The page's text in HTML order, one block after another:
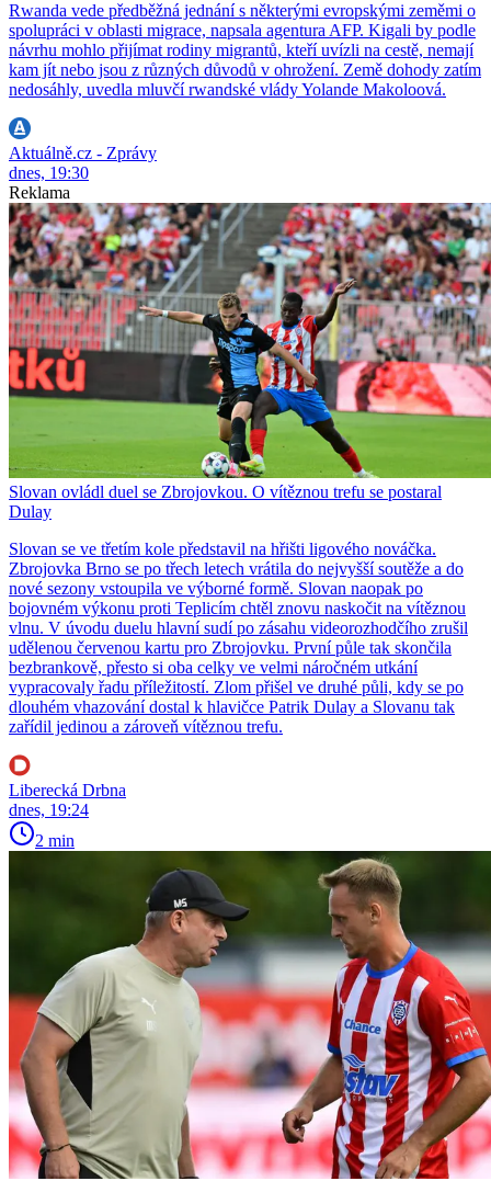
Rwanda vede předběžná jednání s některými evropskými zeměmi o
spolupráci v oblasti migrace, napsala agentura AFP. Kigali by podle
návrhu mohlo přijímat rodiny migrantů, kteří uvízli na cestě, nemají
kam jít nebo jsou z různých důvodů v ohrožení. Země dohody zatím
nedosáhly, uvedla mluvčí rwandské vlády Yolande Makoloová.
Aktuálně.cz - Zprávy
dnes, 19:30
Reklama
Slovan ovládl duel se Zbrojovkou. O vítěznou trefu se postaral
Dulay
Slovan se ve třetím kole představil na hřišti ligového nováčka.
Zbrojovka Brno se po třech letech vrátila do nejvyšší soutěže a do
nové sezony vstoupila ve výborné formě. Slovan naopak po
bojovném výkonu proti Teplicím chtěl znovu naskočit na vítěznou
vlnu. V úvodu duelu hlavní sudí po zásahu videorozhodčího zrušil
udělenou červenou kartu pro Zbrojovku. První půle tak skončila
bezbrankově, přesto si oba celky ve velmi náročném utkání
vypracovaly řadu příležitostí. Zlom přišel ve druhé půli, kdy se po
dlouhém vhazování dostal k hlavičce Patrik Dulay a Slovanu tak
zařídil jedinou a zároveň vítěznou trefu.
Liberecká Drbna
dnes, 19:24
2 min